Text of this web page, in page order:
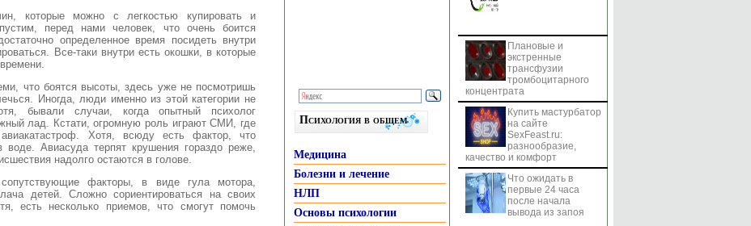
которые можно с легкостью купировать и
перед нами человек, что очень боится
определенное время посидеть внутри
Все-таки внутри есть окошки, в которые
что боятся высоты, здесь уже не посмотришь
Иногда, люди именно из этой категории не
бывали случаи, когда опытный психолог
лад. Кстати, огромную роль играют СМИ, где
Хотя, всюду есть фактор, что
Авиасуда терпят крушения гораздо реже,
надолго остаются в голове.
факторы, в виде гула мотора,
детей. Сложно сориентироваться на своих
есть несколько приемов, что смогут помочь
Психология в общем
Медицина
Болезни и лечение
НЛП
Основы психологии
Плановые и
экстренные
трансфузии
тромбоцитарного
концентрата
Купить мастурбатор
на сайте
SexFeast.ru:
разнообразие,
качество и комфорт
Что ожидать в
первые 24 часа
после начала
вывода из запоя